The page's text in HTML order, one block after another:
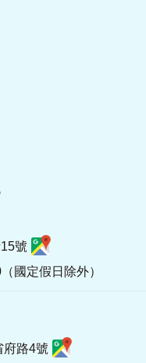
號
國定假日除外）
府路4號